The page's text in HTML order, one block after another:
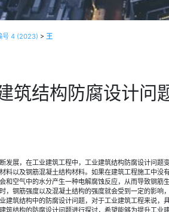
号 4 (2023) > 王
筑结构防腐设计问
发展，在工业建筑工程中，工业建筑结构防腐设计问
料以及钢筋混凝土结构材料。如果在建筑工程施工中没
和空气中的水分产生一种电解腐蚀反应，从而导致钢筋
，钢筋强度以及混凝土结构的强度就会受到一定的影响
建筑结构中的防腐设计问题，对于工业建筑工程来说
筑结构的防腐设计问题进行探讨，希望能够为提升工业